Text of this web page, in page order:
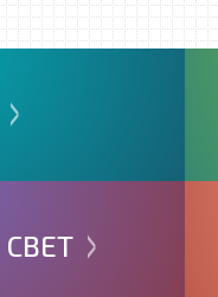
>
СВЕТ >